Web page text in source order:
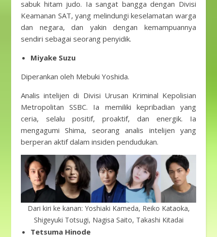
sabuk hitam judo. Ia sangat bangga dengan Divisi
Keamanan SAT, yang melindungi keselamatan warga
dan negara, dan yakin dengan kemampuannya
sendiri sebagai seorang penyidik.
Miyake Suzu
Diperankan oleh Mebuki Yoshida.
Analis intelijen di Divisi Urusan Kriminal Kepolisian
Metropolitan SSBC. Ia memiliki kepribadian yang
ceria, selalu positif, proaktif, dan energik. Ia
mengagumi Shima, seorang analis intelijen yang
berperan aktif dalam insiden pendudukan.
Dari kiri ke kanan: Yoshiaki Kameda, Reiko Kataoka,
Shigeyuki Totsugi, Nagisa Saito, Takashi Kitadai
Tetsuma Hinode